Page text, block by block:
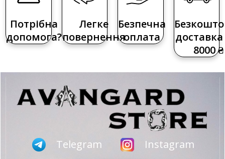
Потрібна
допомога?
Легке
повернення
Безпечна
оплата
доставка
8000 ₴
Telegram Instagram